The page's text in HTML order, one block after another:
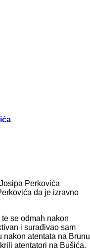
Perkovića
da je izravno
se odmah nakon
i surađivao sam
atentata na Brunu
atentatori na Bušića.